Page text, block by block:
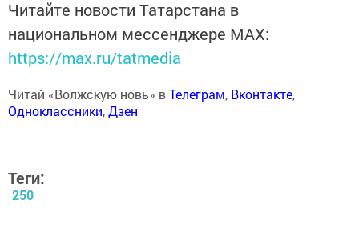
Читайте новости Татарстана в
национальном мессенджере MАХ:
https://max.ru/tatmedia
Читай «Волжскую новь» вТелеграм, Вконтакте,
Одноклассники,Дзен
Теги:
250